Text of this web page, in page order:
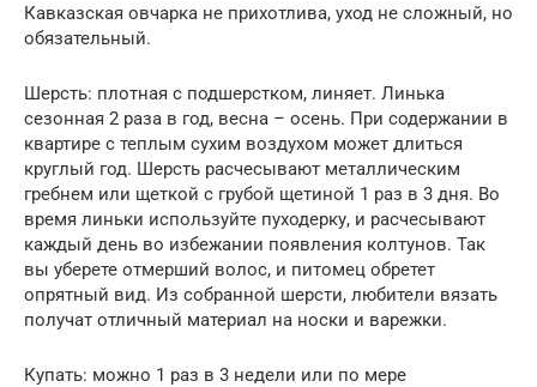
Кавказская овчарка не прихотлива, уход не сложный, но
обязательный.
Шерсть: плотная с подшерстком, линяет. Линька
сезонная 2 раза в год, весна – осень. При содержании в
квартире с теплым сухим воздухом может длиться
круглый год. Шерсть расчесывают металлическим
гребнем или щеткой с грубой щетиной 1 раз в 3 дня. Во
время линьки используйте пуходерку, и расчесывают
каждый день во избежании появления колтунов. Так
вы уберете отмерший волос, и питомец обретет
опрятный вид. Из собранной шерсти, любители вязать
получат отличный материал на носки и варежки.
Купать: можно 1 раз в 3 недели или по мере